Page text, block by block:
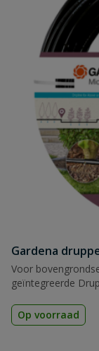
Gardena
Voor
geïntegreerde
Op voorraad